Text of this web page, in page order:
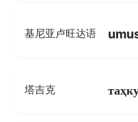
基尼亚卢旺达语
塔吉克